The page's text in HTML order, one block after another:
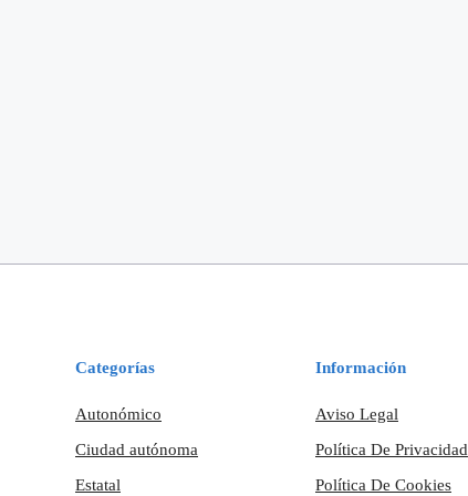
Categorías
Autonómico
Ciudad autónoma
Estatal
Información
Aviso Legal
Política De Privacidad
Política De Cookies